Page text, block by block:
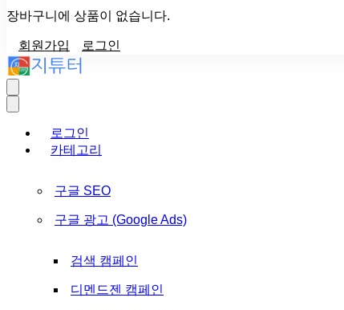
장바구니에 상품이 없습니다.
회원가입 로그인
로그인
카테고리
구글 SEO
구글 광고 (Google Ads)
검색 캠페인
디멘드젠 캠페인